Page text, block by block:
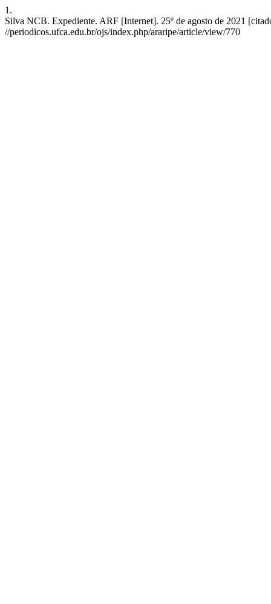
1.
Silva NCB. Expediente. ARF [Internet]. 25º de agosto de 2021
//periodicos.ufca.edu.br/ojs/index.php/araripe/article/view/770